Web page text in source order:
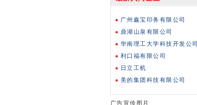
广州鑫宝印务有限公司
鼎湖山泉有限公司
华南理工大学科技开发公司
利口福有限公司
日立工机
美的集团科技有限公司
广告宣传图片